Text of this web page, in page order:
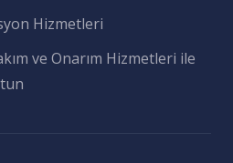
Hizmetleri
ve Onarım Hizmetleri ile